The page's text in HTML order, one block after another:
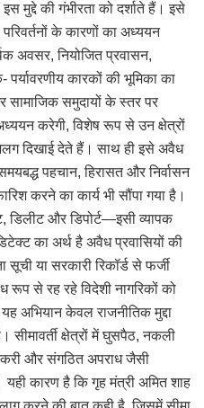
मुद्दे की गंभीरता को दर्शाते हैं। इसे
के कारणों का अध्ययन
अवसर, नियोजित प्रवासन,
कारकों की भूमिका का
सामाजिक समुदायों के स्तर पर
करेगी, विशेष रूप से उन क्षेत्रों
दिखाई देते हैं। साथ ही इसे अवैध
पहचान, हिरासत और निर्वासन
करने का कार्य भी सौंपा गया है।
डिलीट और डिपोर्ट—इसी व्यापक
का अर्थ है अवैध प्रवासियों की
या सरकारी रिकॉर्ड से फर्जी
रूप से रह रहे विदेशी नागरिकों को
अभियान केवल राजनीतिक मुद्दा
सीमावर्ती क्षेत्रों में घुसपैठ, नकली
और संगठित अपराध जैसी
यही कारण है कि गृह मंत्री अमित शाह